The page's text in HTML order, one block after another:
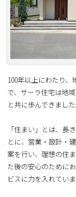
100年以上にわたり
で、サーラ住宅は地
と共に歩んできました
「住まい」とは、長
とに、営業・設計・
案を行い、理想の住
た後の安心のために
ビスに力を入れていま